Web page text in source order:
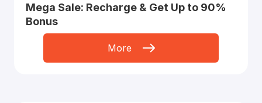
Mega Sale: Recharge & Get Up to 90%
Bonus
More